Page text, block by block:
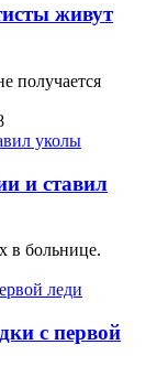
живут
получается
и ставил
в больнице.
с первой